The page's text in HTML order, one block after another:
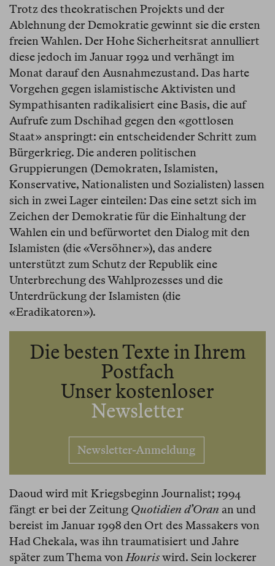
Trotz des theokratischen Projekts und der
Ablehnung der Demokratie gewinnt sie die ersten
freien Wahlen. Der Hohe Sicherheitsrat annulliert
diese jedoch im Januar 1992 und verhängt im
Monat darauf den Ausnahmezustand. Das harte
Vorgehen gegen islamistische Aktivisten und
Sympathisanten radikalisiert eine Basis, die auf
Aufrufe zum Dschihad gegen den «gottlosen
Staat» anspringt: ein entscheidender Schritt zum
Bürgerkrieg. Die anderen politischen
Gruppierungen (Demokraten, Islamisten,
Konservative, Nationalisten und Sozialisten) lassen
sich in zwei Lager einteilen: Das eine setzt sich im
Zeichen der Demokratie für die Einhaltung der
Wahlen ein und befürwortet den Dialog mit den
Islamisten (die «Versöhner»), das andere
unterstützt zum Schutz der Republik eine
Unterbrechung des Wahlprozesses und die
Unterdrückung der Islamisten (die
«Eradikatoren»).
Die besten Texte in Ihrem
Postfach
Unser kostenloser
Newsletter
Newsletter-Anmeldung
Daoud wird mit Kriegsbeginn Journalist; 1994
fängt er bei der Zeitung Quotidien d’Oran an und
bereist im Januar 1998 den Ort des Massakers von
Had Chekala, was ihn traumatisiert und Jahre
später zum Thema vonHouriswird. Sein lockerer